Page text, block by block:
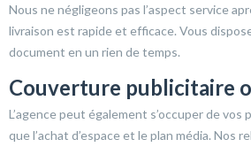
Nous ne négligeons pas l’aspect service
livraison est rapide et efficace. Vous
document en un rien de temps.
Couverture publicitaire
L’agence peut également s’occuper de
que l’achat d’espace et le plan média. Nos